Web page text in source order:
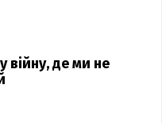
війну, де ми не